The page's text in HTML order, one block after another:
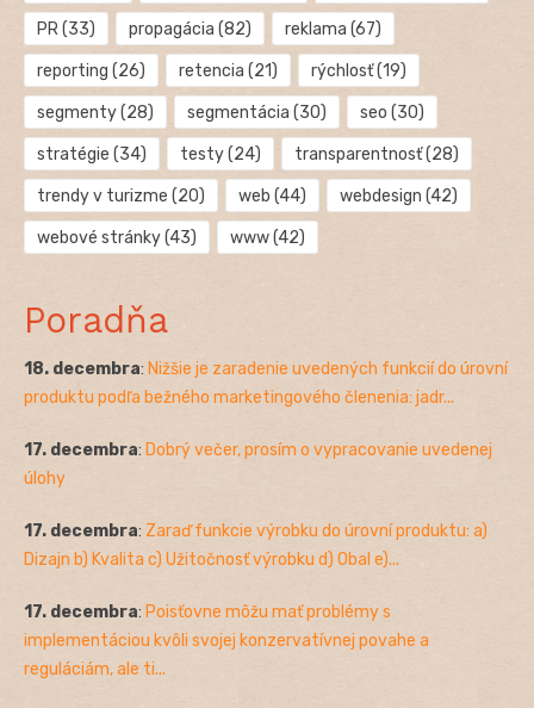
PR(33) propagácia (82) reklama (67)
reporting (26) retencia (21) rýchlosť(19)
segmenty(28) segmentácia (30) seo (30)
stratégie (34) testy(24) transparentnosť(28)
trendy v turizme (20) web (44) webdesign (42)
webové stránky(43) www(42)
Poradňa
18. decembra: Nižšie je zaradenie uvedených funkcií do úrovní
produktu podľa bežného marketingového členenia: jadr...
17. decembra: Dobrý večer, prosím o vypracovanie uvedenej
úlohy
17. decembra: Zaraď funkcie výrobku do úrovní produktu: a)
Dizajn b) Kvalita c) Užitočnosť výrobku d) Obal e)...
17. decembra: Poisťovne môžu mať problémy s
implementáciou kvôli svojej konzervatívnej povahe a
reguláciám, ale ti...